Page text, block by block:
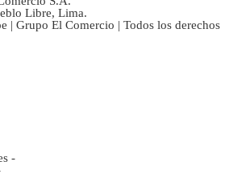
Libre, Lima.
| Grupo El Comercio | Todos los derechos
-